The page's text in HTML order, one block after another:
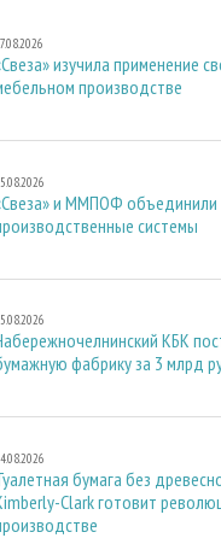
изучила применение
производстве
и ММПОФ объединили
системы
КБК
фабрику за 3 млрд
бумага без
Clark готовит